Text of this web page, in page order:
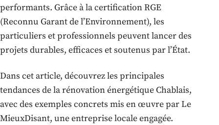
performants. Grâce à la certification RGE
(Reconnu Garant de l’Environnement), les
particuliers et professionnels peuvent lancer des
projets durables, efficaces et soutenus par l’État.
Dans cet article, découvrez les principales
tendances de la rénovation énergétique Chablais,
avec des exemples concrets mis en œuvre par Le
MieuxDisant, une entreprise locale engagée.